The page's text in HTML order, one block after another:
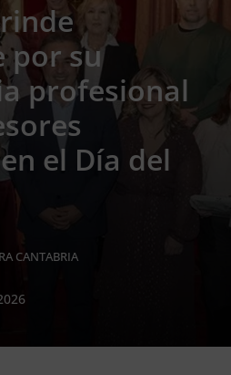
por su
profesional
el Día del
CANTABRIA